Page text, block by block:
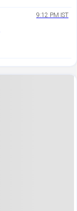
9:12 PM IST